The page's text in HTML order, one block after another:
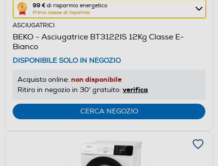
99 € di risparmio energetico
Prima classe di risparmio
Questa
azione
aprirà
il
Calcolatore
di
risparmio
energetico
Youreko.
ASCIUGATRICI
BEKO - Asciugatrice BT3122IS 12Kg Classe E-
Bianco
DISPONIBILE SOLO IN NEGOZIO
Acquisto online: non disponibile
Ritiro in negozio in 30' gratuito: verifica
CERCA NEGOZIO